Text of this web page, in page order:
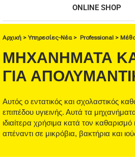
ONLINE SHOP
Αρχική > Υπηρεσίες-Νέα > Professional >
ΜΗΧΑΝΉΜΑΤΑ
ΓΙΑ
Αυτός ο εντατικός και σχολαστικός
επιπέδου υγιεινής. Αυτά τα
ιδιαίτερα χρήσιμα κατά τον
απέναντι σε μικρόβια, βακτήρια και